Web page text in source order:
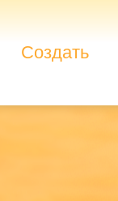
Создать